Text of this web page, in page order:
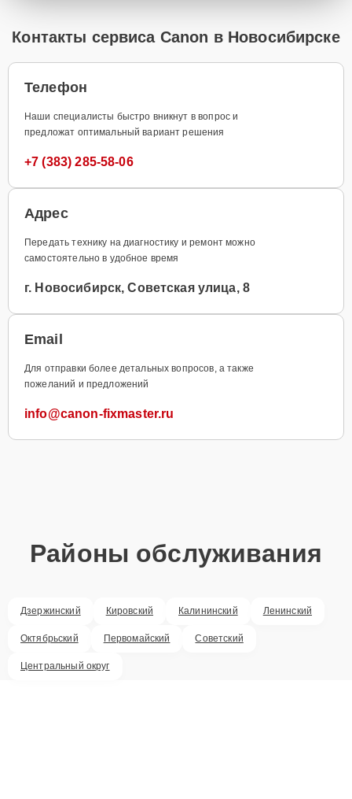
Контакты сервиса Canon в Новосибирске
Телефон
Наши специалисты быстро вникнут в вопрос и
предложат оптимальный вариант решения
+7 (383) 285-58-06
Адрес
Передать технику на диагностику и ремонт можно
самостоятельно в удобное время
г. Новосибирск, Советская улица, 8
Email
Для отправки более детальных вопросов, а также
пожеланий и предложений
info@canon-fixmaster.ru
Районы обслуживания
Дзержинский Кировский Калининский Ленинский
Октябрьский Первомайский Советский
Центральный округ